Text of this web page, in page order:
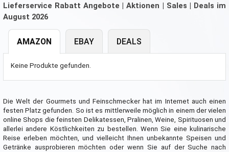
Lieferservice Rabatt Angebote | Aktionen | Sales | Deals im
August 2026
AMAZON
Keine Produkte gefunden.
EBAY DEALS
Die Welt der Gourmets und Feinschmecker hat im Internet auch einen
festen Platz gefunden. So ist es mittlerweile möglich in einem der vielen
online Shops die feinsten Delikatessen, Pralinen, Weine, Spirituosen und
allerlei andere Köstlichkeiten zu bestellen. Wenn Sie eine kulinarische
Reise erleben möchten, und vielleicht Ihnen unbekannte Speisen und
Getränke ausprobieren möchten oder wenn Sie auf der Suche nach